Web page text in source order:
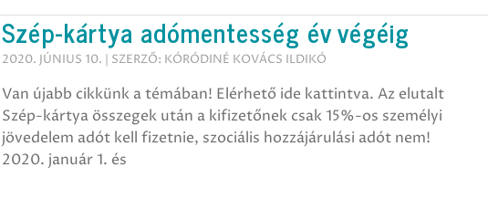
Szép-kártya adómentesség év végéig
2020. JÚNIUS 10. | SZERZŐ: KÓRÓDINÉ KOVÁCS ILDIKÓ
Van újabb cikkünk a témában! Elérhető ide kattintva. Az elutalt
Szép-kártya összegek után a kifizetőnek csak 15%-os személyi
jövedelem adót kell fizetnie, szociális hozzájárulási adót nem!
2020. január 1. és